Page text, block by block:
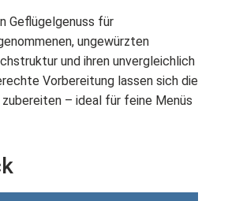
Geflügelgenuss für
ungewürzten
und ihren unvergleichlich
Vorbereitung lassen sich die
– ideal für feine Menüs